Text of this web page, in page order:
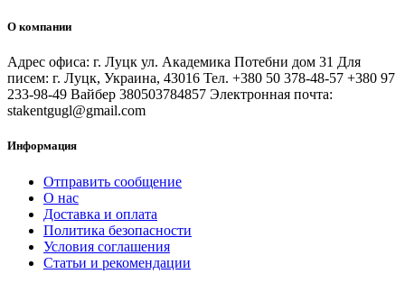
О компании
Адрес офиса: г. Луцк ул. Академика Потебни дом 31 Для
писем: г. Луцк, Украина, 43016 Тел. +380 50 378-48-57 +380 97
233-98-49 Вайбер 380503784857 Электронная почта:
stakentgugl@gmail.com
Информация
Отправить сообщение
О нас
Доставка и оплата
Политика безопасности
Условия соглашения
Статьи и рекомендации